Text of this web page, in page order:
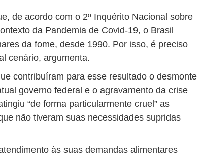
de acordo com o 2º Inquérito Nacional sobre
da Pandemia de Covid-19, o Brasil
da fome, desde 1990. Por isso, é preciso
cenário, argumenta.
contribuíram para esse resultado o desmonte
governo federal e o agravamento da crise
“de forma particularmente cruel” as
não tiveram suas necessidades supridas
às suas demandas alimentares